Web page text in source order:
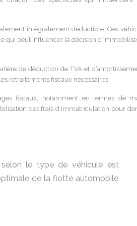
intégralement déductible. Ces
qui peut influencer la décision
de déduction de TVA et
retraitements fiscaux nécessaires.
fiscaux, notamment en termes de
des frais d’immatriculation pour
selon le type de véhicule est
de la flotte automobile